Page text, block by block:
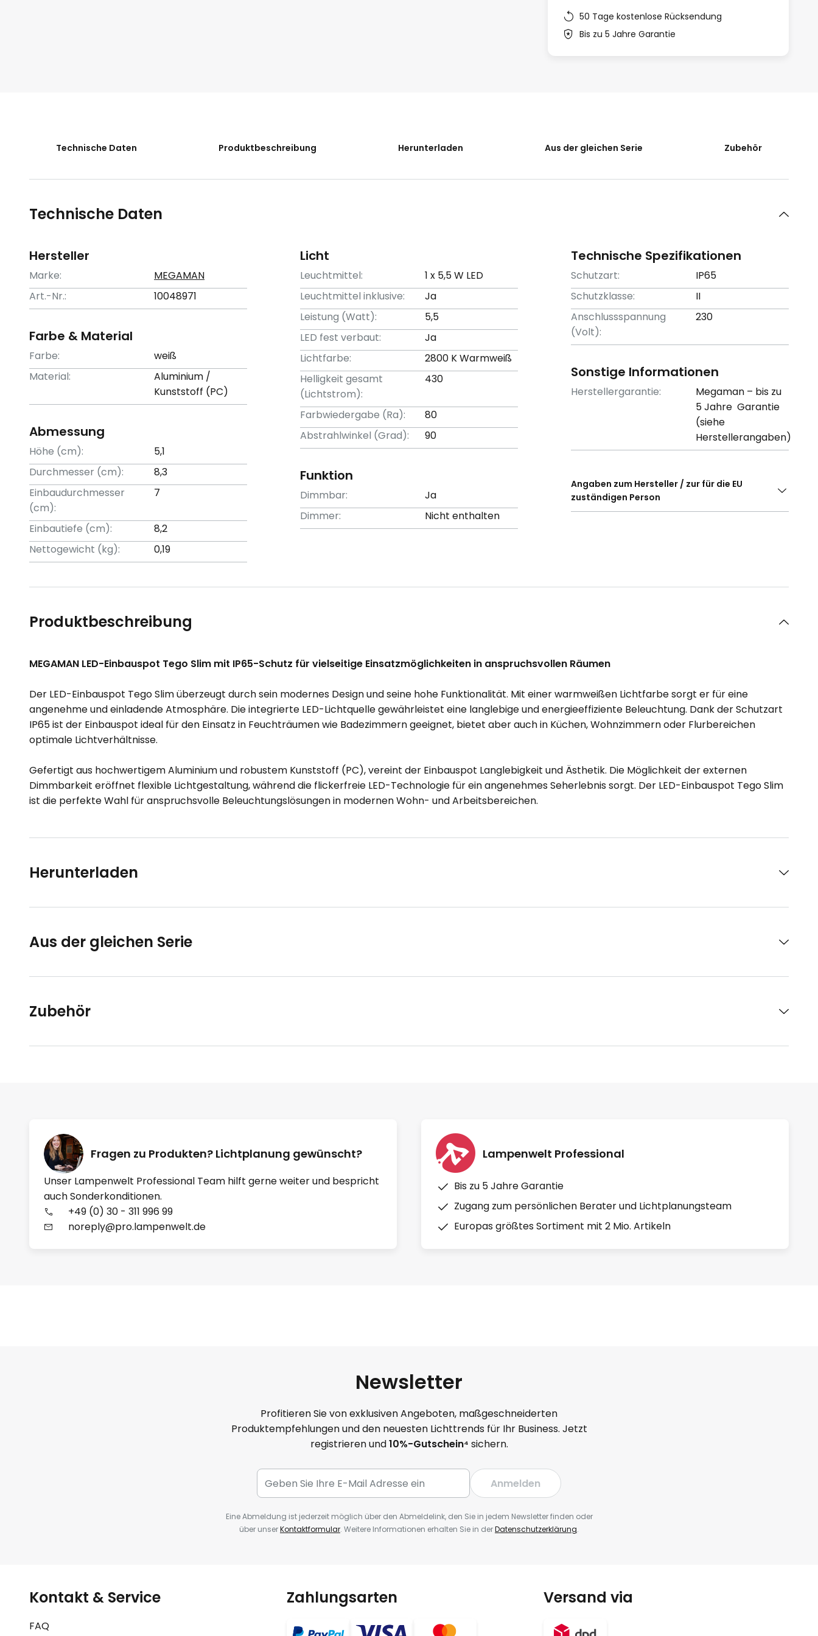
50 Tage kostenlose Rücksendung
Bis zu 5 Jahre Garantie
Technische Daten Produktbeschreibung Herunterladen Aus der gleichen Serie Zubehör
Technische Daten
Hersteller
Marke:
MEGAMAN
Art.-Nr.:
10048971
Farbe & Material
Farbe:
weiß
Material:
Aluminium /
Kunststoff (PC)
Abmessung
Höhe (cm):
5,1
Durchmesser (cm):
8,3
Einbaudurchmesser
(cm):
7
Einbautiefe (cm):
8,2
Nettogewicht (kg):
0,19
Licht
Leuchtmittel:
1 x 5,5 W LED
Leuchtmittel inklusive:
Ja
Leistung (Watt):
5,5
LED fest verbaut:
Ja
Lichtfarbe:
2800 K Warmweiß
Helligkeit gesamt
(Lichtstrom):
430
Farbwiedergabe (Ra):
80
Abstrahlwinkel (Grad):
90
Funktion
Dimmbar:
Ja
Dimmer:
Nicht enthalten
Technische Spezifikationen
Schutzart:
IP65
Schutzklasse:
II
Anschlussspannung
(Volt):
230
Sonstige Informationen
Herstellergarantie:
Megaman – bis zu
5 Jahre Garantie
(siehe
Herstellerangaben)
Angaben zum Hersteller / zur für die EU
zuständigen Person
Produktbeschreibung
MEGAMAN LED-Einbauspot Tego Slim mit IP65-Schutz für vielseitige Einsatzmöglichkeiten in anspruchsvollen Räumen
Der LED-Einbauspot Tego Slim überzeugt durch sein modernes Design und seine hohe Funktionalität. Mit einer warmweißen Lichtfarbe sorgt er für eine
angenehme und einladende Atmosphäre. Die integrierte LED-Lichtquelle gewährleistet eine langlebige und energieeffiziente Beleuchtung. Dank der Schutzart
IP65 ist der Einbauspot ideal für den Einsatz in Feuchträumen wie Badezimmern geeignet, bietet aber auch in Küchen, Wohnzimmern oder Flurbereichen
optimale Lichtverhältnisse.
Gefertigt aus hochwertigem Aluminium und robustem Kunststoff (PC), vereint der Einbauspot Langlebigkeit und Ästhetik. Die Möglichkeit der externen
Dimmbarkeit eröffnet flexible Lichtgestaltung, während die flickerfreie LED-Technologie für ein angenehmes Seherlebnis sorgt. Der LED-Einbauspot Tego Slim
ist die perfekte Wahl für anspruchsvolle Beleuchtungslösungen in modernen Wohn- und Arbeitsbereichen.
Herunterladen
Aus der gleichen Serie
Zubehör
Fragen zu Produkten? Lichtplanung gewünscht?
Unser Lampenwelt Professional Team hilft gerne weiter und bespricht
auch Sonderkonditionen.
+49 (0) 30 - 311 996 99
noreply@pro.lampenwelt.de
Lampenwelt Professional
Bis zu 5 Jahre Garantie
Zugang zum persönlichen Berater und Lichtplanungsteam
Europas größtes Sortiment mit 2 Mio. Artikeln
Newsletter
Profitieren Sie von exklusiven Angeboten, maßgeschneiderten
Produktempfehlungen und den neuesten Lichttrends für Ihr Business. Jetzt
registrieren und10%-Gutschein⁴ sichern.
Anmelden
Eine Abmeldung ist jederzeit möglich über den Abmeldelink, den Sie in jedem Newsletter finden oder
über unserKontaktformular. Weitere Informationen erhalten Sie in derDatenschutzerklärung.
Kontakt & Service
FAQ
Zahlungsarten Versand via